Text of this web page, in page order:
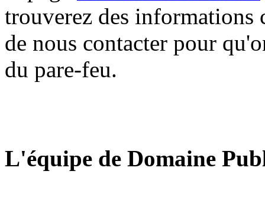
trouverez des informations
de nous contacter pour
du pare-feu.
L'équipe de Domaine